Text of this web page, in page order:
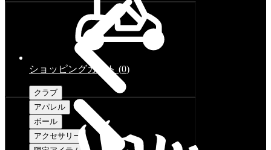
ショッピングカート (0)
クラブ
アパレル
ボール
アクセサリー